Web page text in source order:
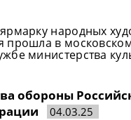
народных
прошла в
министерства
обороны
04.03.25